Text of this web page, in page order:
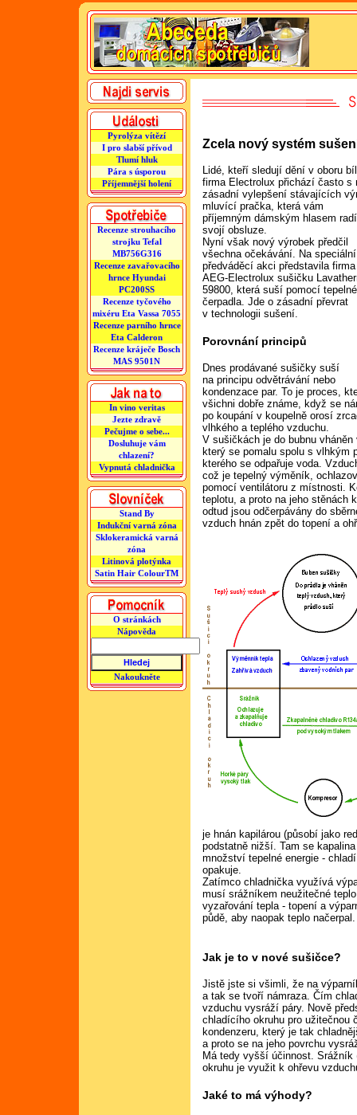
Pyrolýza vítězí
I pro slabší přívod
Tlumí hluk
Pára s úsporou
Příjemnější holení
Recenze strouhacího
strojku Tefal
MB756G316
Recenze zavařovacího
hrnce Hyundai
PC200SS
Recenze tyčového
mixéru Eta Vassa 7055
Recenze parního hrnce
Eta Calderon
Recenze kráječe Bosch
MAS 9501N
In vino veritas
Jezte zdravě
Pečujme o sebe...
Dosluhuje vám
chlazení?
Vypnutá chladnička
Stand By
Indukční varná zóna
Sklokeramická varná
zóna
Litinová plotýnka
Satin Hair ColourTM
O stránkách
Nápověda
Nakoukněte
Zcela nový systém
Lidé, kteří sledují dění v oboru
firma Electrolux přichází často s
zásadní vylepšení stávajících
mluvící pračka, která vám
příjemným dámským hlasem
svojí obsluze.
Nyní však nový výrobek předčil
všechna očekávání. Na speciální
předváděcí akci představila firma
AEG-Electrolux sušičku
59800, která suší pomocí
čerpadla. Jde o zásadní převrat
v technologii sušení.
Porovnání principů
Dnes prodávané sušičky suší
na principu odvětrávání nebo
kondenzace par. To je proces,
všichni dobře známe, když se
po koupání v koupelně orosí
vlhkého a teplého vzduchu.
V sušičkách je do bubnu
který se pomalu spolu s vlhkým
kterého se odpařuje voda.
což je tepelný výměník,
pomocí ventilátoru z místnosti.
teplotu, a proto na jeho stěnách
odtud jsou odčerpávány do
vzduch hnán zpět do topení a
je hnán kapilárou (působí jako
podstatně nižší. Tam se
množství tepelné energie -
opakuje.
Zatímco chladnička využívá
musí srážníkem neužitečné
vyzařování tepla - topení a
půdě, aby naopak teplo načerpal.
Jak je to v nové sušičce?
Jistě jste si všimli, že na
a tak se tvoří námraza. Čím
vzduchu vysráží páry. Nově
chladícího okruhu pro užitečnou
kondenzeru, který je tak
a proto se na jeho povrchu
Má tedy vyšší účinnost.
okruhu je využit k ohřevu
Jaké to má výhody?